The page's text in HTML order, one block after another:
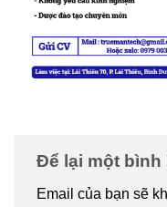
Để lại một bình
Email của bạn sẽ